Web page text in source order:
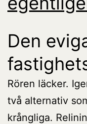
Den
Rören läcker.
två alternativ
krångliga.